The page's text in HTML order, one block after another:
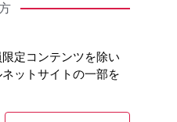
問診2
［STF188］
定コンテンツを除い
ットサイトの一部を